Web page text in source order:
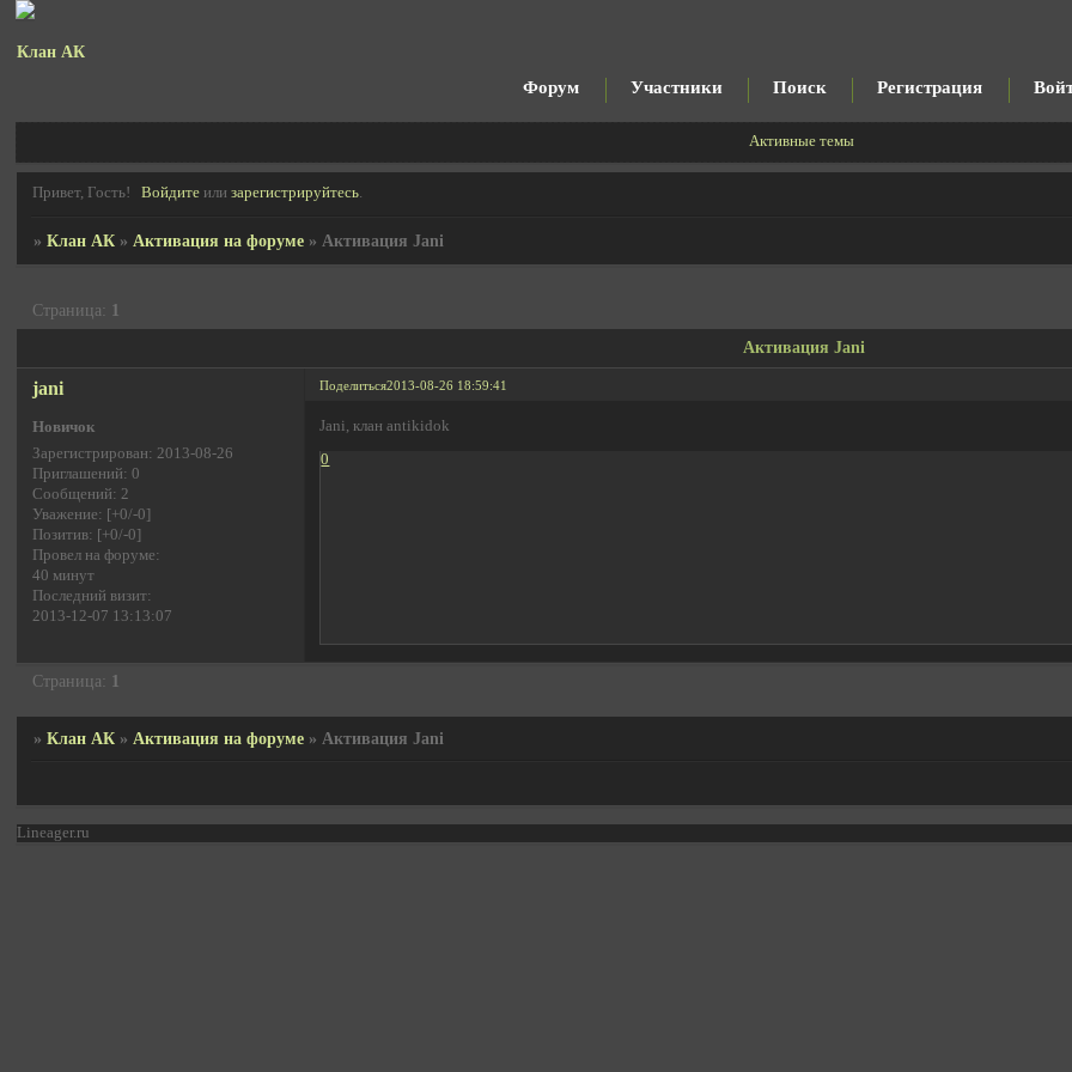
Клан АК
Форум Участники Поиск Регистрация
Активные темы
Привет, Гость! Войдите илизарегистрируйтесь.
»Клан АК » Активация на форуме » Активация Jani
Активация Jani
Страница:
Поделиться2013-08-26 18:59:41
jani
Новичок
Зарегистрирован: 2013-08-26
Приглашений: 0
Сообщений: 2
Уважение: [+0/-0]
Позитив: [+0/-0]
Провел на форуме:
40 минут
Последний визит:
2013-12-07 13:13:07
Jani, клан antikidok
0
Страница: 1
»Клан АК » Активация на форуме » Активация Jani
Lineager.ru